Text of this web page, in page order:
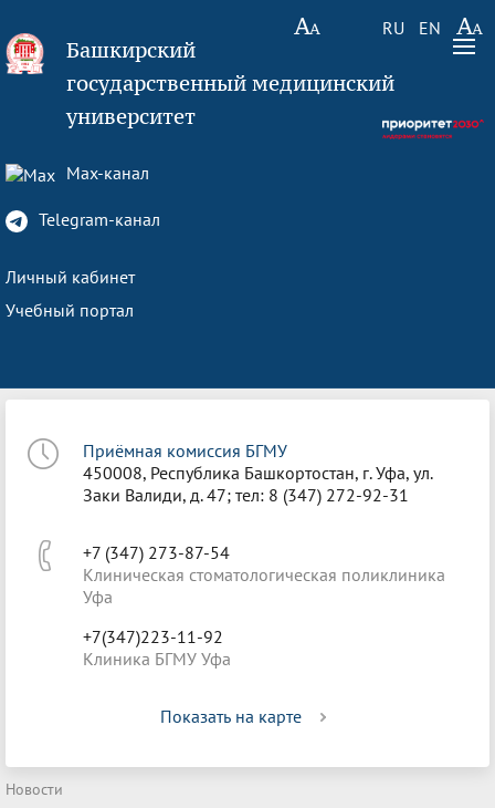
RU EN
Башкирский
государственный медицинский
университет
Max-канал
Telegram-канал
Личный кабинет
Учебный портал
Приёмная комиссия БГМУ
450008, Республика Башкортостан, г. Уфа, ул.
Заки Валиди, д. 47; тел: 8 (347) 272-92-31
+7 (347) 273-87-54
Клиническая стоматологическая поликлиника
Уфа
+7(347)223-11-92
Клиника БГМУ Уфа
Показать на карте
Новости